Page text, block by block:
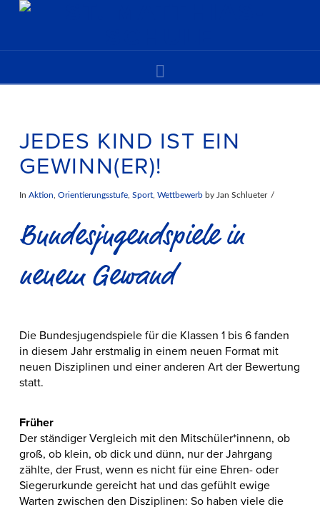
JEDES KIND IST EIN
GEWINN(ER)!
In Aktion Orientierungsstufe, Sport, Wettbewerbby Jan Schlueter
Bundesjugendspiele in
neuem Gewand
Die Bundesjugendspiele für die Klassen 1 bis 6 fanden
in diesem Jahr erstmalig in einem neuen Format mit
neuen Disziplinen und einer anderen Art der Bewertung
statt.
Früher
Der ständiger Vergleich mit den Mitschüler*innenn, ob
groß, ob klein, ob dick und dünn, nur der Jahrgang
zählte, der Frust, wenn es nicht für eine Ehren- oder
Siegerurkunde gereicht hat und das gefühlt ewige
Warten zwischen den Disziplinen: So haben viele die